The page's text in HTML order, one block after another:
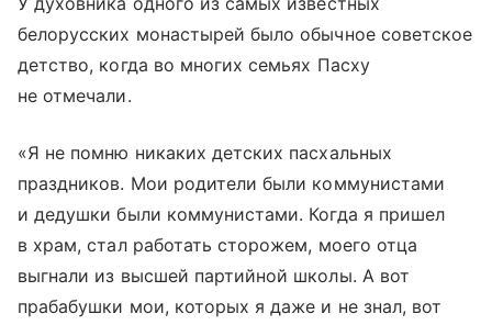
белорусских монастырей было обычное советское
детство, когда во многих семьях Пасху
не отмечали.
«Я не помню никаких детских пасхальных
праздников. Мои родители были коммунистами
и дедушки были коммунистами. Когда я пришел
в храм, стал работать сторожем, моего отца
выгнали из высшей партийной школы. А вот
прабабушки мои, которых я даже и не знал, вот